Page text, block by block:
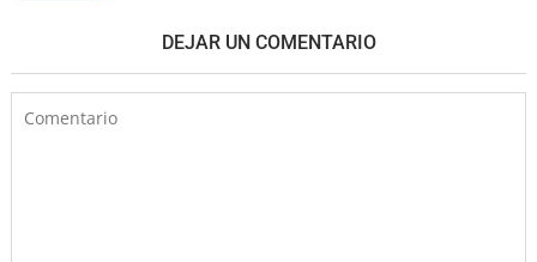
DEJAR UN COMENTARIO